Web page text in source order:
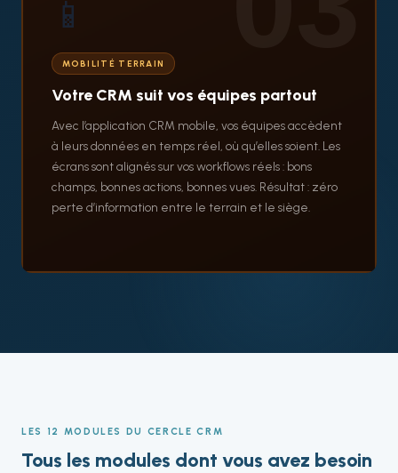
📱
MOBILITÉ TERRAIN
Votre CRM suit vos équipes partout
Avec l’application CRM mobile, vos équipes accèdent
à leurs données en temps réel, où qu’elles soient. Les
écrans sont alignés sur vos workflows réels : bons
champs, bonnes actions, bonnes vues. Résultat : zéro
perte d’information entre le terrain et le siège.
LES 12 MODULES DU CERCLE CRM
Tous les modules dont vous avez besoin